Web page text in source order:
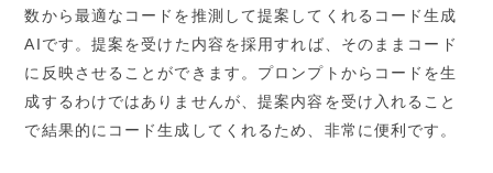
数から最適なコードを推測して提案してくれるコード生成
AIです。提案を受けた内容を採用すれば、そのままコード
に反映させることができます。プロンプトからコードを生
成するわけではありませんが、提案内容を受け入れること
で結果的にコード生成してくれるため、非常に便利です。